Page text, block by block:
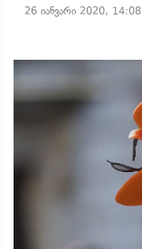
26 იანვარი 2020, 14:08